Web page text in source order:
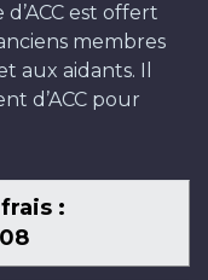
est offert
membres
aux aidants. Il
d’ACC pour
: